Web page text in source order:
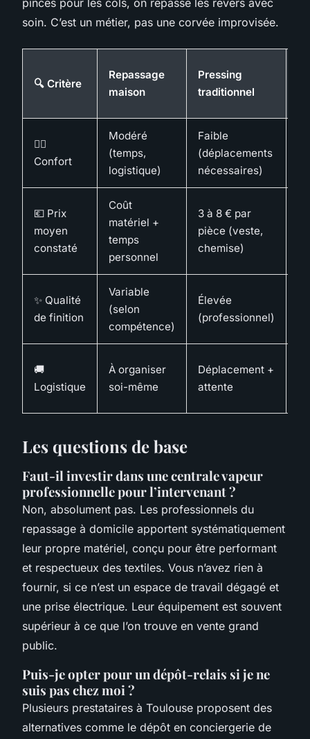
pinces pour les cols, on repasse les revers avec
soin. C’est un métier, pas une corvée improvisée.
🔍 Critère
Repassage
maison
Pressing
traditionnel
🧍‍♀️
Confort
Modéré
(temps,
logistique)
Faible
(déplacements
nécessaires)
💶 Prix
moyen
constaté
Coût
matériel +
temps
personnel
3 à 8 € par
pièce (veste,
chemise)
✨ Qualité
de finition
Variable
(selon
compétence)
Élevée
(professionnel)
🚚
Logistique
À organiser
soi-même
Déplacement +
attente
Les questions de base
Faut-il investir dans une centrale vapeur
professionnelle pour l’intervenant ?
Non, absolument pas. Les professionnels du
repassage à domicile apportent systématiquement
leur propre matériel, conçu pour être performant
et respectueux des textiles. Vous n’avez rien à
fournir, si ce n’est un espace de travail dégagé et
une prise électrique. Leur équipement est souvent
supérieur à ce que l’on trouve en vente grand
public.
Puis-je opter pour un dépôt-relais si je ne
suis pas chez moi ?
Plusieurs prestataires à Toulouse proposent des
alternatives comme le dépôt en conciergerie de